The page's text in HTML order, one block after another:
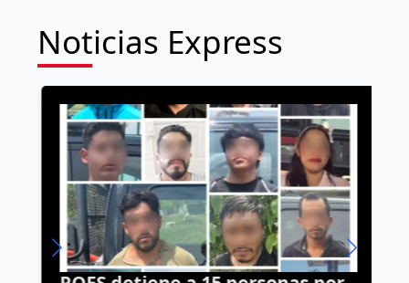
Noticias Express